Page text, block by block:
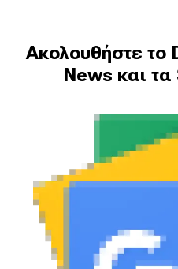
Ακολουθήστε το
News και